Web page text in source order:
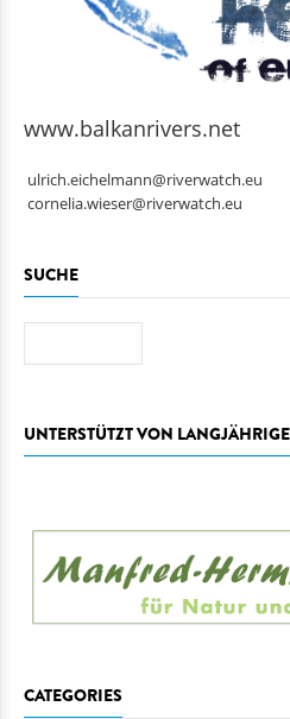
www.balkanrivers.net
ulrich.eichelmann@riverwatch.eu
cornelia.wieser@riverwatch.eu
SUCHE
UNTERSTÜTZT VON
CATEGORIES